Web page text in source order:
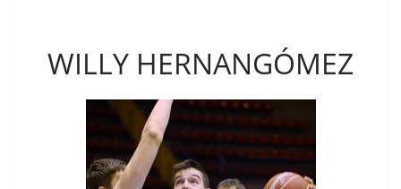
WILLY HERNANGÓMEZ